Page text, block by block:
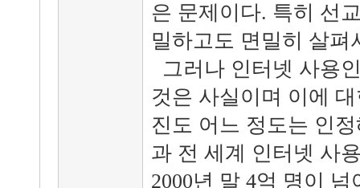
은 문제이다. 특히 선
밀하고도 면밀히 살펴
그러나 인터넷 사용
것은 사실이며 이에
진도 어느 정도는 인
과 전 세계 인터넷 사
2000년 말 4억 명이 넘